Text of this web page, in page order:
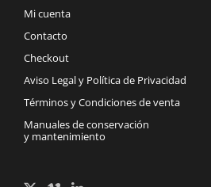
Mi cuenta
Contacto
Checkout
Aviso Legal y Política de Privacidad
Términos y Condiciones de venta
Manuales de conservación
y mantenimiento